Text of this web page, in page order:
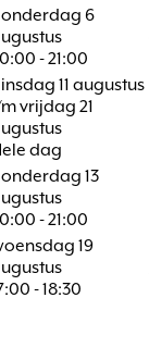
6
- 21:00
11 augustus
vrijdag 21
dag
13
- 21:00
19
- 18:30